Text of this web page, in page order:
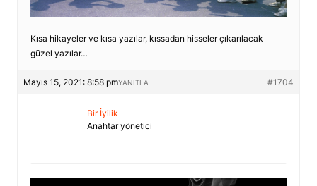
Kısa hikayeler ve kısa yazılar, kıssadan hisseler çıkarılacak
güzel yazılar…
Mayıs 15, 2021: 8:58 pm #1704
YANITLA
Bir İyilik
Anahtar yönetici